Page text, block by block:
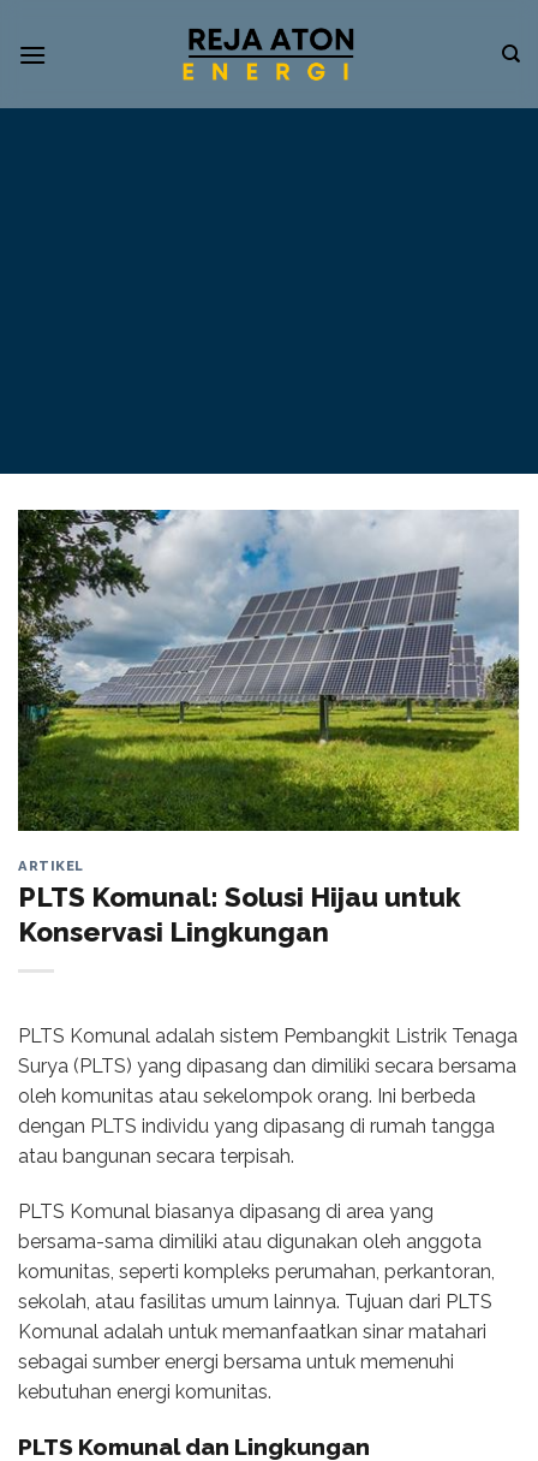
Informasi
ARTIKEL
PLTS Komunal: Solusi Hijau untuk
Konservasi Lingkungan
PLTS Komunal adalah sistem Pembangkit Listrik Tenaga
Surya (PLTS) yang dipasang dan dimiliki secara bersama
oleh komunitas atau sekelompok orang. Ini berbeda
dengan PLTS individu yang dipasang di rumah tangga
atau bangunan secara terpisah.
PLTS Komunal biasanya dipasang di area yang
bersama-sama dimiliki atau digunakan oleh anggota
komunitas, seperti kompleks perumahan, perkantoran,
sekolah, atau fasilitas umum lainnya. Tujuan dari PLTS
Komunal adalah untuk memanfaatkan sinar matahari
sebagai sumber energi bersama untuk memenuhi
kebutuhan energi komunitas.
PLTS Komunal dan Lingkungan